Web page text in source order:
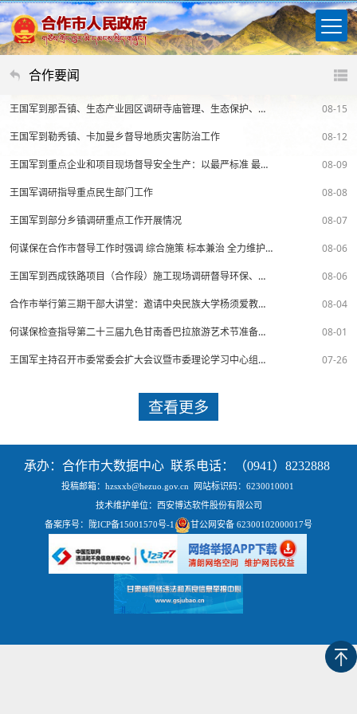
合作要闻
王国军到那吾镇、生态产业园区调研寺庙管理、生态保护、安全生产、项目建设等工作 08-15
王国军到勒秀镇、卡加曼乡督导地质灾害防治工作 08-12
王国军到重点企业和项目现场督导安全生产：以最严标准 最实举措筑牢安全屏障 08-09
王国军调研指导重点民生部门工作 08-08
王国军到部分乡镇调研重点工作开展情况 08-07
何谋保在合作市督导工作时强调 综合施策 标本兼治 全力维护人民群众生命和健康安全 08-06
王国军到西成铁路项目（合作段）施工现场调研督导环保、防汛与安全生产工作 08-06
合作市举行第三期干部大讲堂：邀请中央民族大学杨须爱教授围绕铸牢中华民族共同体意识的理论与实践进行讲授 08-04
何谋保检查指导第二十三届九色甘南香巴拉旅游艺术节准备工作时强调 做实预案 抓好细节 加强统筹 确保艺术节安全精彩有序成功 08-01
王国军主持召开市委常委会扩大会议暨市委理论学习中心组集体学习传达学习习近平总书记重要讲话精神安排部署全市贯彻落实工作 07-26
查看更多
承办：合作市大数据中心 联系电话：（0941）8232888
投稿邮箱：hzsxxb@hezuo.gov.cn
网站标识码：6230010001
技术维护单位：西安博达软件股份有限公司
备案序号：
陇ICP备15001570号-1 甘公网安备 62300102000017号